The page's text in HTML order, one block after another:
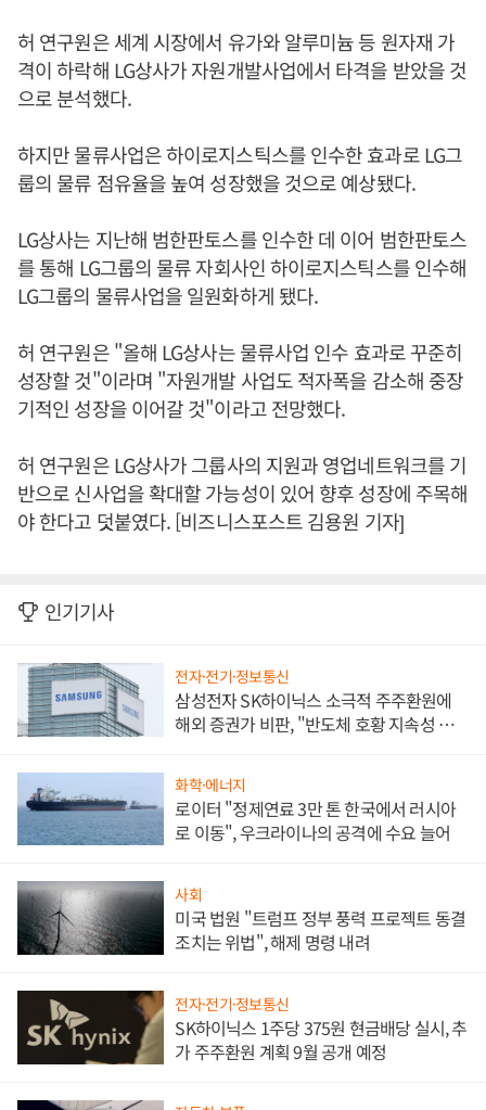
허 연구원은 세계 시장에서 유가와 알루미늄 등 원자재 가
격이 하락해 LG상사가 자원개발사업에서 타격을 받았을 것
으로 분석했다.
하지만 물류사업은 하이로지스틱스를 인수한 효과로 LG그
룹의 물류 점유율을 높여 성장했을 것으로 예상됐다.
LG상사는 지난해 범한판토스를 인수한 데 이어 범한판토스
를 통해 LG그룹의 물류 자회사인 하이로지스틱스를 인수해
LG그룹의 물류사업을 일원화하게 됐다.
허 연구원은 "올해 LG상사는 물류사업 인수 효과로 꾸준히
성장할 것"이라며 "자원개발 사업도 적자폭을 감소해 중장
기적인 성장을 이어갈 것"이라고 전망했다.
허 연구원은 LG상사가 그룹사의 지원과 영업네트워크를 기
반으로 신사업을 확대할 가능성이 있어 향후 성장에 주목해
야 한다고 덧붙였다. [비즈니스포스트 김용원 기자]
인기기사
전자·전기·정보통신
삼성전자 SK하이닉스 소극적 주주환원에
해외 증권가 비판, "반도체 호황 지속성 의
화학·에너지
로이터 "정제연료 3만 톤 한국에서 러시아
로 이동", 우크라이나의 공격에 수요 늘어
사회
미국 법원 "트럼프 정부 풍력 프로젝트 동결
조치는 위법", 해제 명령 내려
전자·전기·정보통신
SK하이닉스 1주당 375원 현금배당 실시, 추
가 주주환원 계획 9월 공개 예정